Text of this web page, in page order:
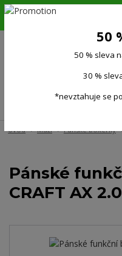
6.-16.8.26. DOVOLENÁ !!! 50 %
(Po-Pá 9:00-
Úvod Muži Pánské boxerky
Pánské
CRAFT AX
50
50 % sleva
30 %
*nevztahuje se